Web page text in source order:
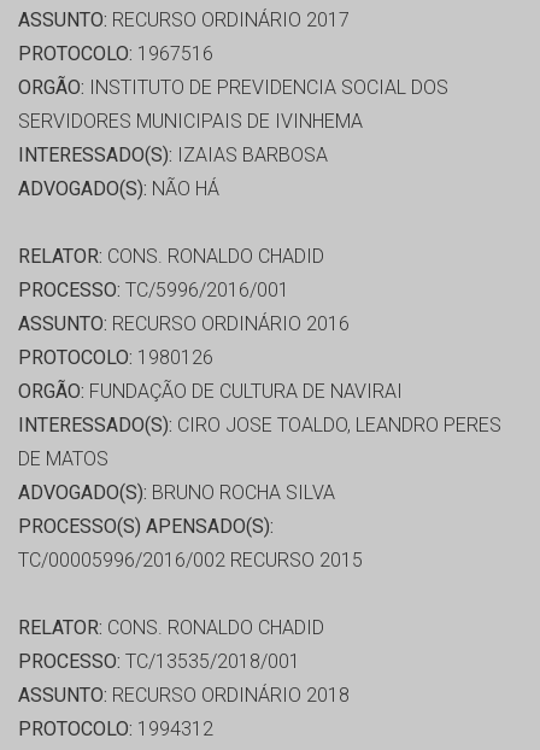
ASSUNTO: RECURSO ORDINÁRIO 2017
PROTOCOLO: 1967516
ORGÃO: INSTITUTO DE PREVIDENCIA SOCIAL DOS
SERVIDORES MUNICIPAIS DE IVINHEMA
INTERESSADO(S): IZAIAS BARBOSA
ADVOGADO(S): NÃO HÁ
RELATOR: CONS. RONALDO CHADID
PROCESSO: TC/5996/2016/001
ASSUNTO: RECURSO ORDINÁRIO 2016
PROTOCOLO: 1980126
ORGÃO: FUNDAÇÃO DE CULTURA DE NAVIRAI
INTERESSADO(S): CIRO JOSE TOALDO, LEANDRO PERES
DE MATOS
ADVOGADO(S): BRUNO ROCHA SILVA
PROCESSO(S) APENSADO(S):
TC/00005996/2016/002 RECURSO 2015
RELATOR: CONS. RONALDO CHADID
PROCESSO: TC/13535/2018/001
ASSUNTO: RECURSO ORDINÁRIO 2018
PROTOCOLO: 1994312